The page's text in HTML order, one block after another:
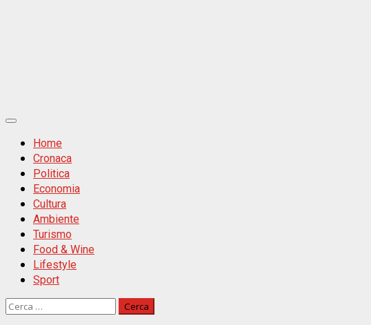
Primäres
MenüHome
Cronaca
Politica
Economia
Cultura
Ambiente
Turismo
Food & Wine
Lifestyle
Sport
Ricerca